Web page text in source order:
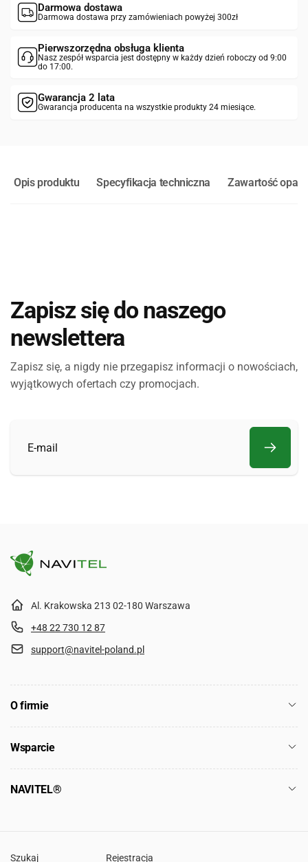
Darmowa dostawa
Darmowa dostawa przy zamówieniach powyżej 300zł
Pierwszorzędna obsługa klienta
Nasz zespół wsparcia jest dostępny w każdy dzień roboczy od 9:00
do 17:00.
Gwarancja 2 lata
Gwarancja producenta na wszystkie produkty 24 miesiące.
Opis produktu Specyfikacja techniczna Zawartość
Zapisz się do naszego
newslettera
Zapisz się, a nigdy nie przegapisz informacji o nowościach,
wyjątkowych ofertach czy promocjach.
E-
Al. Krakowska 213 02-180 Warszawa
+48 22 730 12 87
support@navitel-poland.pl
O firmie
Wsparcie
NAVITEL®
Szukaj Rejestracja